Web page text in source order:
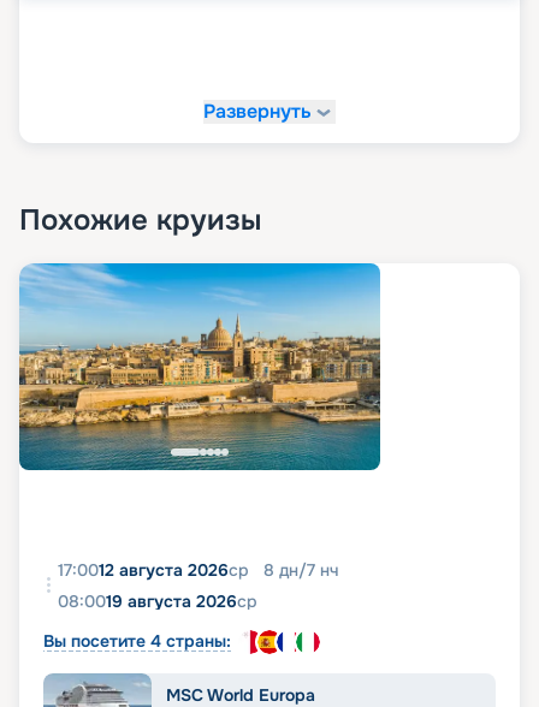
Развернуть
Похожие круизы
17:0012 августа 2026ср 8 дн/7 нч
08:0019 августа 2026ср
Вы посетите 4 страны:
MSC World Europa